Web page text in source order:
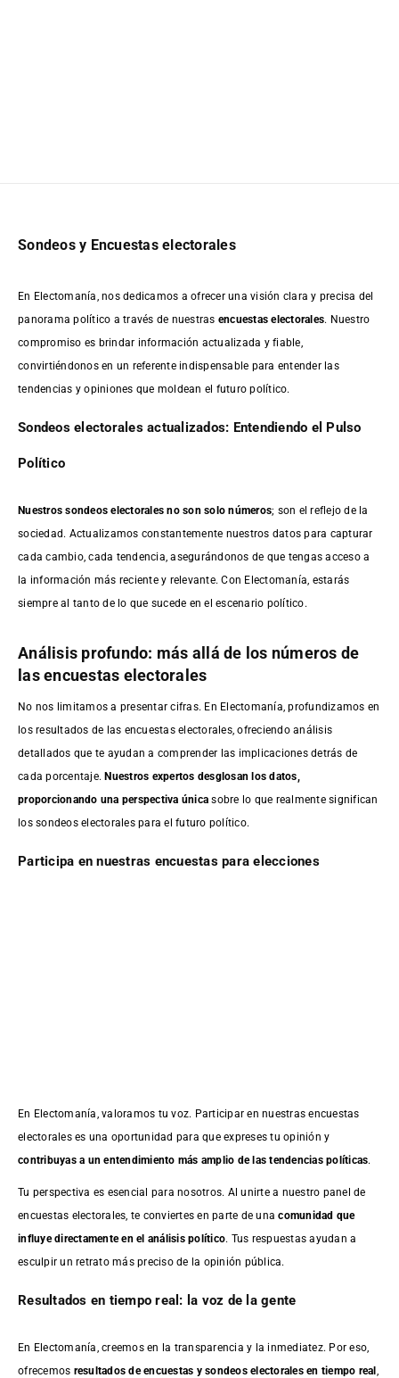
Sondeos y Encuestas electorales
En Electomanía, nos dedicamos a ofrecer una visión clara y precisa del
panorama político a través de nuestras encuestas electorales. Nuestro
compromiso es brindar información actualizada y fiable,
convirtiéndonos en un referente indispensable para entender las
tendencias y opiniones que moldean el futuro político.
Sondeos electorales actualizados: Entendiendo el Pulso
Político
Nuestros sondeos electorales no son solo números; son el reflejo de la
sociedad. Actualizamos constantemente nuestros datos para capturar
cada cambio, cada tendencia, asegurándonos de que tengas acceso a
la información más reciente y relevante. Con Electomanía, estarás
siempre al tanto de lo que sucede en el escenario político.
Análisis profundo: más allá de los números de
las encuestas electorales
No nos limitamos a presentar cifras. En Electomanía, profundizamos en
los resultados de las encuestas electorales, ofreciendo análisis
detallados que te ayudan a comprender las implicaciones detrás de
cada porcentaje.Nuestros expertos desglosan los datos,
proporcionando una perspectiva única sobre lo que realmente significan
los sondeos electorales para el futuro político.
Participa en nuestras encuestas para elecciones
En Electomanía, valoramos tu voz. Participar en nuestras encuestas
electorales es una oportunidad para que expreses tu opinión y
contribuyas a un entendimiento más amplio de las tendencias políticas.
Tu perspectiva es esencial para nosotros. Al unirte a nuestro panel de
encuestas electorales, te conviertes en parte de unacomunidad que
influye directamente en el análisis político. Tus respuestas ayudan a
esculpir un retrato más preciso de la opinión pública.
Resultados en tiempo real: la voz de la gente
En Electomanía, creemos en la transparencia y la inmediatez. Por eso,
ofrecemos resultados deencuestas y sondeos electorales en tiempo real